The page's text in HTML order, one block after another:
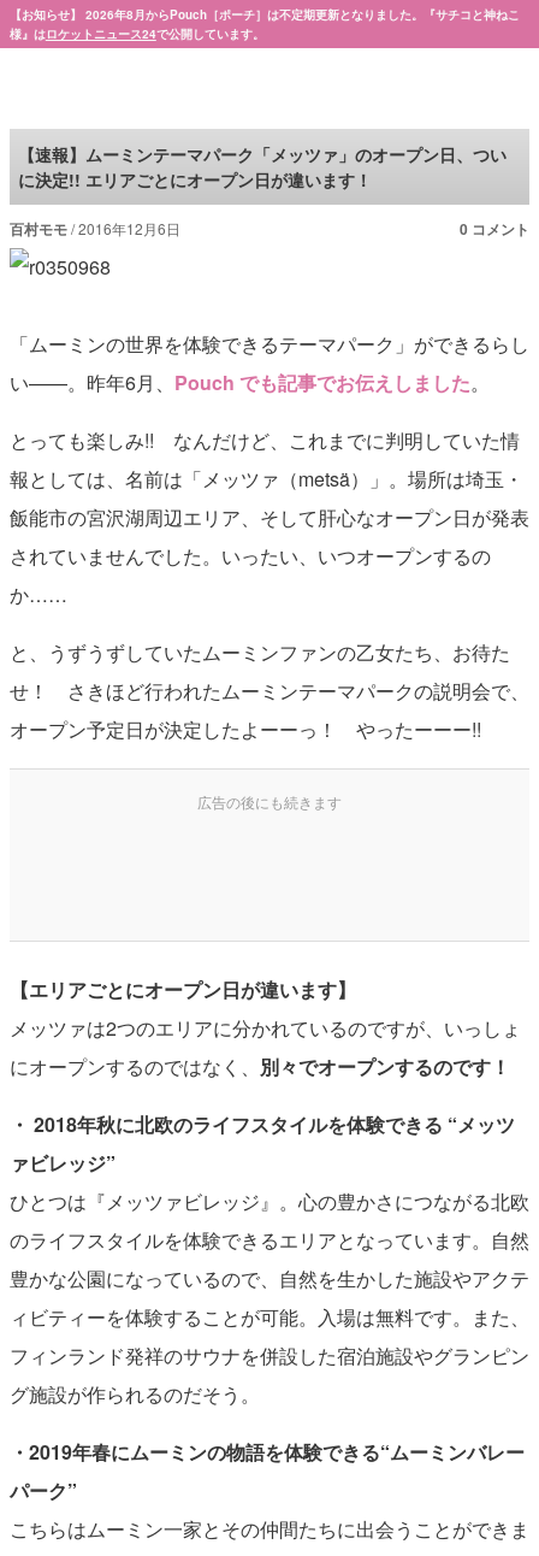
【お知らせ】 2026年8月からPouch［ポーチ］は不定期更新となりました。『サチコと神ねこ
様』はロケットニュース24で公開しています。
【速報】ムーミンテーマパーク「メッツァ」のオープン日、つい
に決定!! エリアごとにオープン日が違います！
百村モモ 2016年12月6日 0 コメント
「ムーミンの世界を体験できるテーマパーク」ができるらし
い——。昨年6月、 Pouch でも記事でお伝えしました。
とっても楽しみ!! なんだけど、これまでに判明していた情
報としては、名前は「メッツァ（metsä）」。場所は埼玉・
飯能市の宮沢湖周辺エリア、そして肝心なオープン日が発表
されていませんでした。いったい、いつオープンするの
か……
と、うずうずしていたムーミンファンの乙女たち、お待た
せ！ さきほど行われたムーミンテーマパークの説明会で、
オープン予定日が決定したよーーっ！ やったーーー!!
【エリアごとにオープン日が違います】
メッツァは2つのエリアに分かれているのですが、いっしょ
にオープンするのではなく、 別々でオープンするのです！
・ 2018年秋に北欧のライフスタイルを体験できる “メッツ
ァビレッジ”
ひとつは『メッツァビレッジ』。心の豊かさにつながる北欧
のライフスタイルを体験できるエリアとなっています。自然
豊かな公園になっているので、自然を生かした施設やアクテ
ィビティーを体験することが可能。入場は無料です。また、
フィンランド発祥のサウナを併設した宿泊施設やグランピン
グ施設が作られるのだそう。
・2019年春にムーミンの物語を体験できる“ムーミンバレー
パーク”
こちらはムーミン一家とその仲間たちに出会うことができま